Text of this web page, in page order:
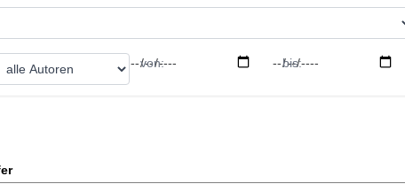
von: bis: